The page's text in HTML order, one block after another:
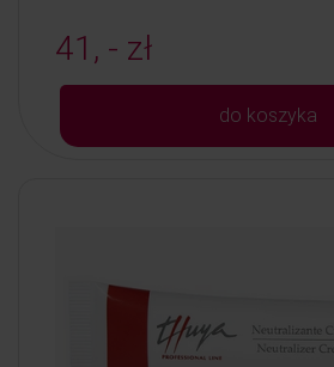
41, - zł
do koszyka